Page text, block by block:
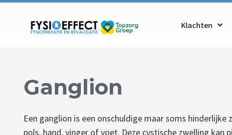
Klachten
Ganglion
Een ganglion is een onschuldige maar soms
pols, hand, vinger of voet. Deze cystische zwelling kan